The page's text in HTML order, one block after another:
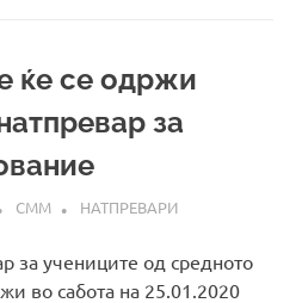
ќе се одржи
за
СММ НАТПРЕВАРИ
за учениците од средното
во сабота на 25.01.2020